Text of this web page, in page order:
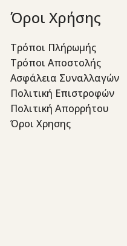
Όροι Χρήσης
Τρόποι Πλήρωμής
Τρόποι Αποστολής
Ασφάλεια Συναλλαγών
Πολιτική Επιστροφών
Πολιτική Απορρήτου
Όροι Χρησης